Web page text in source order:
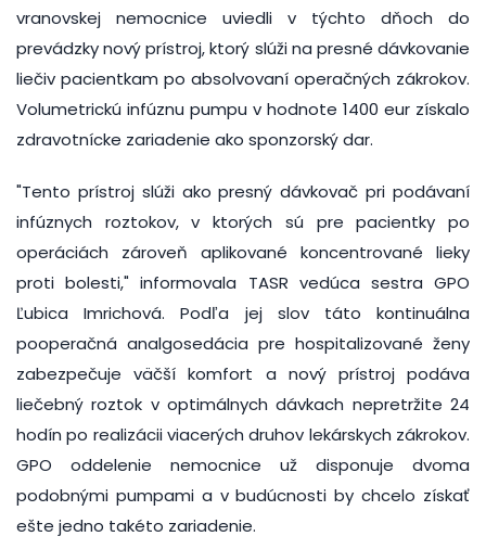
vranovskej nemocnice uviedli v týchto dňoch do
prevádzky nový prístroj, ktorý slúži na presné dávkovanie
liečiv pacientkam po absolvovaní operačných zákrokov.
Volumetrickú infúznu pumpu v hodnote 1400 eur získalo
zdravotnícke zariadenie ako sponzorský dar.
"Tento prístroj slúži ako presný dávkovač pri podávaní
infúznych roztokov, v ktorých sú pre pacientky po
operáciách zároveň aplikované koncentrované lieky
proti bolesti," informovala TASR vedúca sestra GPO
Ľubica Imrichová. Podľa jej slov táto kontinuálna
pooperačná analgosedácia pre hospitalizované ženy
zabezpečuje väčší komfort a nový prístroj podáva
liečebný roztok v optimálnych dávkach nepretržite 24
hodín po realizácii viacerých druhov lekárskych zákrokov.
GPO oddelenie nemocnice už disponuje dvoma
podobnými pumpami a v budúcnosti by chcelo získať
ešte jedno takéto zariadenie.